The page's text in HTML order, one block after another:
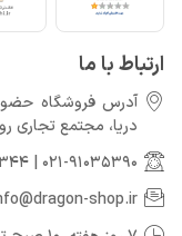
ارتباط با ما
آدرس فروشگاه
دريا، مجتمع تجارى رويـال،
021-91035390
shop.ir